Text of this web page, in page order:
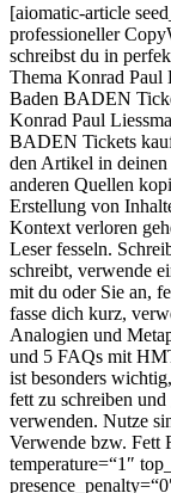
[aiomatic-article
professioneller
schreibst du in
Thema Konrad Paul
Baden BADEN
Konrad Paul
BADEN Tickets
den Artikel in deinen
anderen Quellen
Erstellung von
Kontext verloren
Leser fesseln.
schreibt, verwende
mit du oder Sie an,
fasse dich kurz,
Analogien und
und 5 FAQs mit
ist besonders
fett zu schreiben
verwenden. Nutze
Verwende bzw. Fett
temperature=“1″